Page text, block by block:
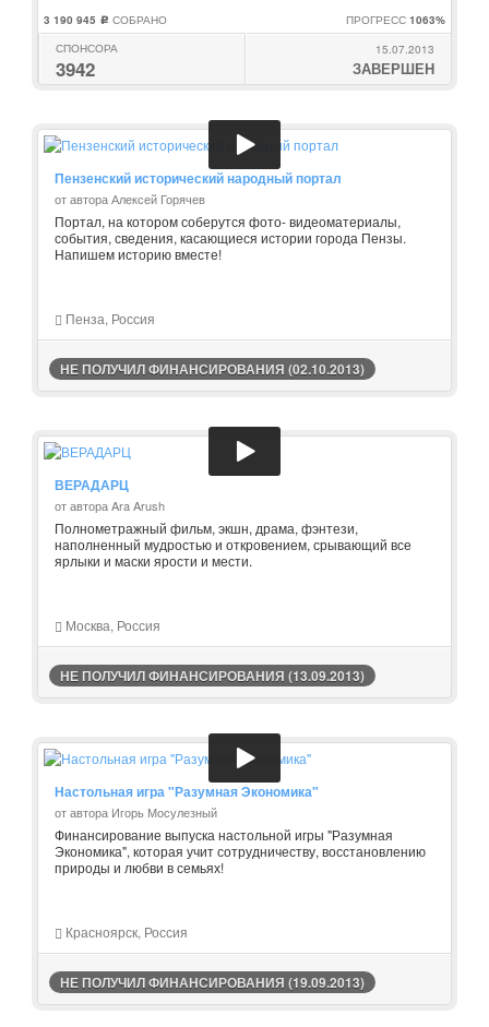
3 190 945 c СОБРАНО ПРОГРЕСС 1063%
СПОНСОРА
3942
15.07.2013
ЗАВЕРШЕН
Пензенский исторический народный портал
от автора Алексей Горячев
Портал, на котором соберутся фото- видеоматериалы,
события, сведения, касающиеся истории города Пензы.
Напишем историю вместе!
Пенза, Россия
НЕ ПОЛУЧИЛ ФИНАНСИРОВАНИЯ (02.10.2013)
ВЕРАДАРЦ
от автора Ara Arush
Полнометражный фильм, экшн, драма, фэнтези,
наполненный мудростью и откровением, срывающий все
ярлыки и маски ярости и мести.
Москва, Россия
НЕ ПОЛУЧИЛ ФИНАНСИРОВАНИЯ (13.09.2013)
Настольная игра "Разумная Экономика"
от автора Игорь Мосулезный
Финансирование выпуска настольной игры "Разумная
Экономика", которая учит сотрудничеству, восстановлению
природы и любви в семьях!
Красноярск, Россия
НЕ ПОЛУЧИЛ ФИНАНСИРОВАНИЯ (19.09.2013)